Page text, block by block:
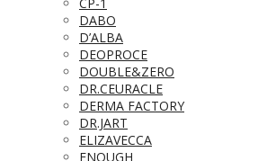
DABO
D’ALBA
DEOPROCE
DOUBLE&ZERO
DR.CEURACLE
DERMA FACTORY
DR.JART
ELIZAVECCA
ENOUGH